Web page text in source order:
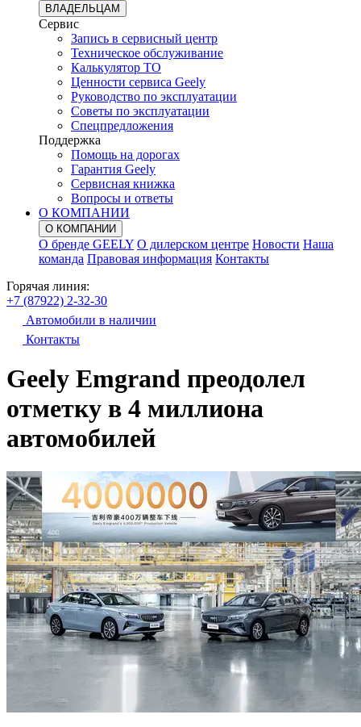
ВЛАДЕЛЬЦАМ
Сервис
Запись в сервисный центр
Техническое обслуживание
Калькулятор ТО
Ценности сервиса Geely
Руководство по эксплуатации
Советы по эксплуатации
Спецпредложения
Поддержка
Помощь на дорогах
Гарантия Geely
Сервисная книжка
Вопросы и ответы
О КОМПАНИИ
О КОМПАНИИ
О бренде GEELY О дилерском центре Новости Наша
команда Правовая информация Контакты
Горячая линия:
+7 (87922) 2-32-30
Автомобили в наличии
Контакты
Geely Emgrand преодолел
отметку в 4 миллиона
автомобилей